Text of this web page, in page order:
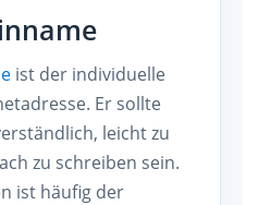
ist der individuelle
Er sollte
leicht zu
zu schreiben sein.
ist häufig der